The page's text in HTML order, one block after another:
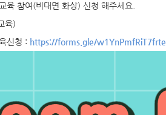
육 참여(비대면 화상) 신청 해주세요.
육)
신청 : https://forms.gle/